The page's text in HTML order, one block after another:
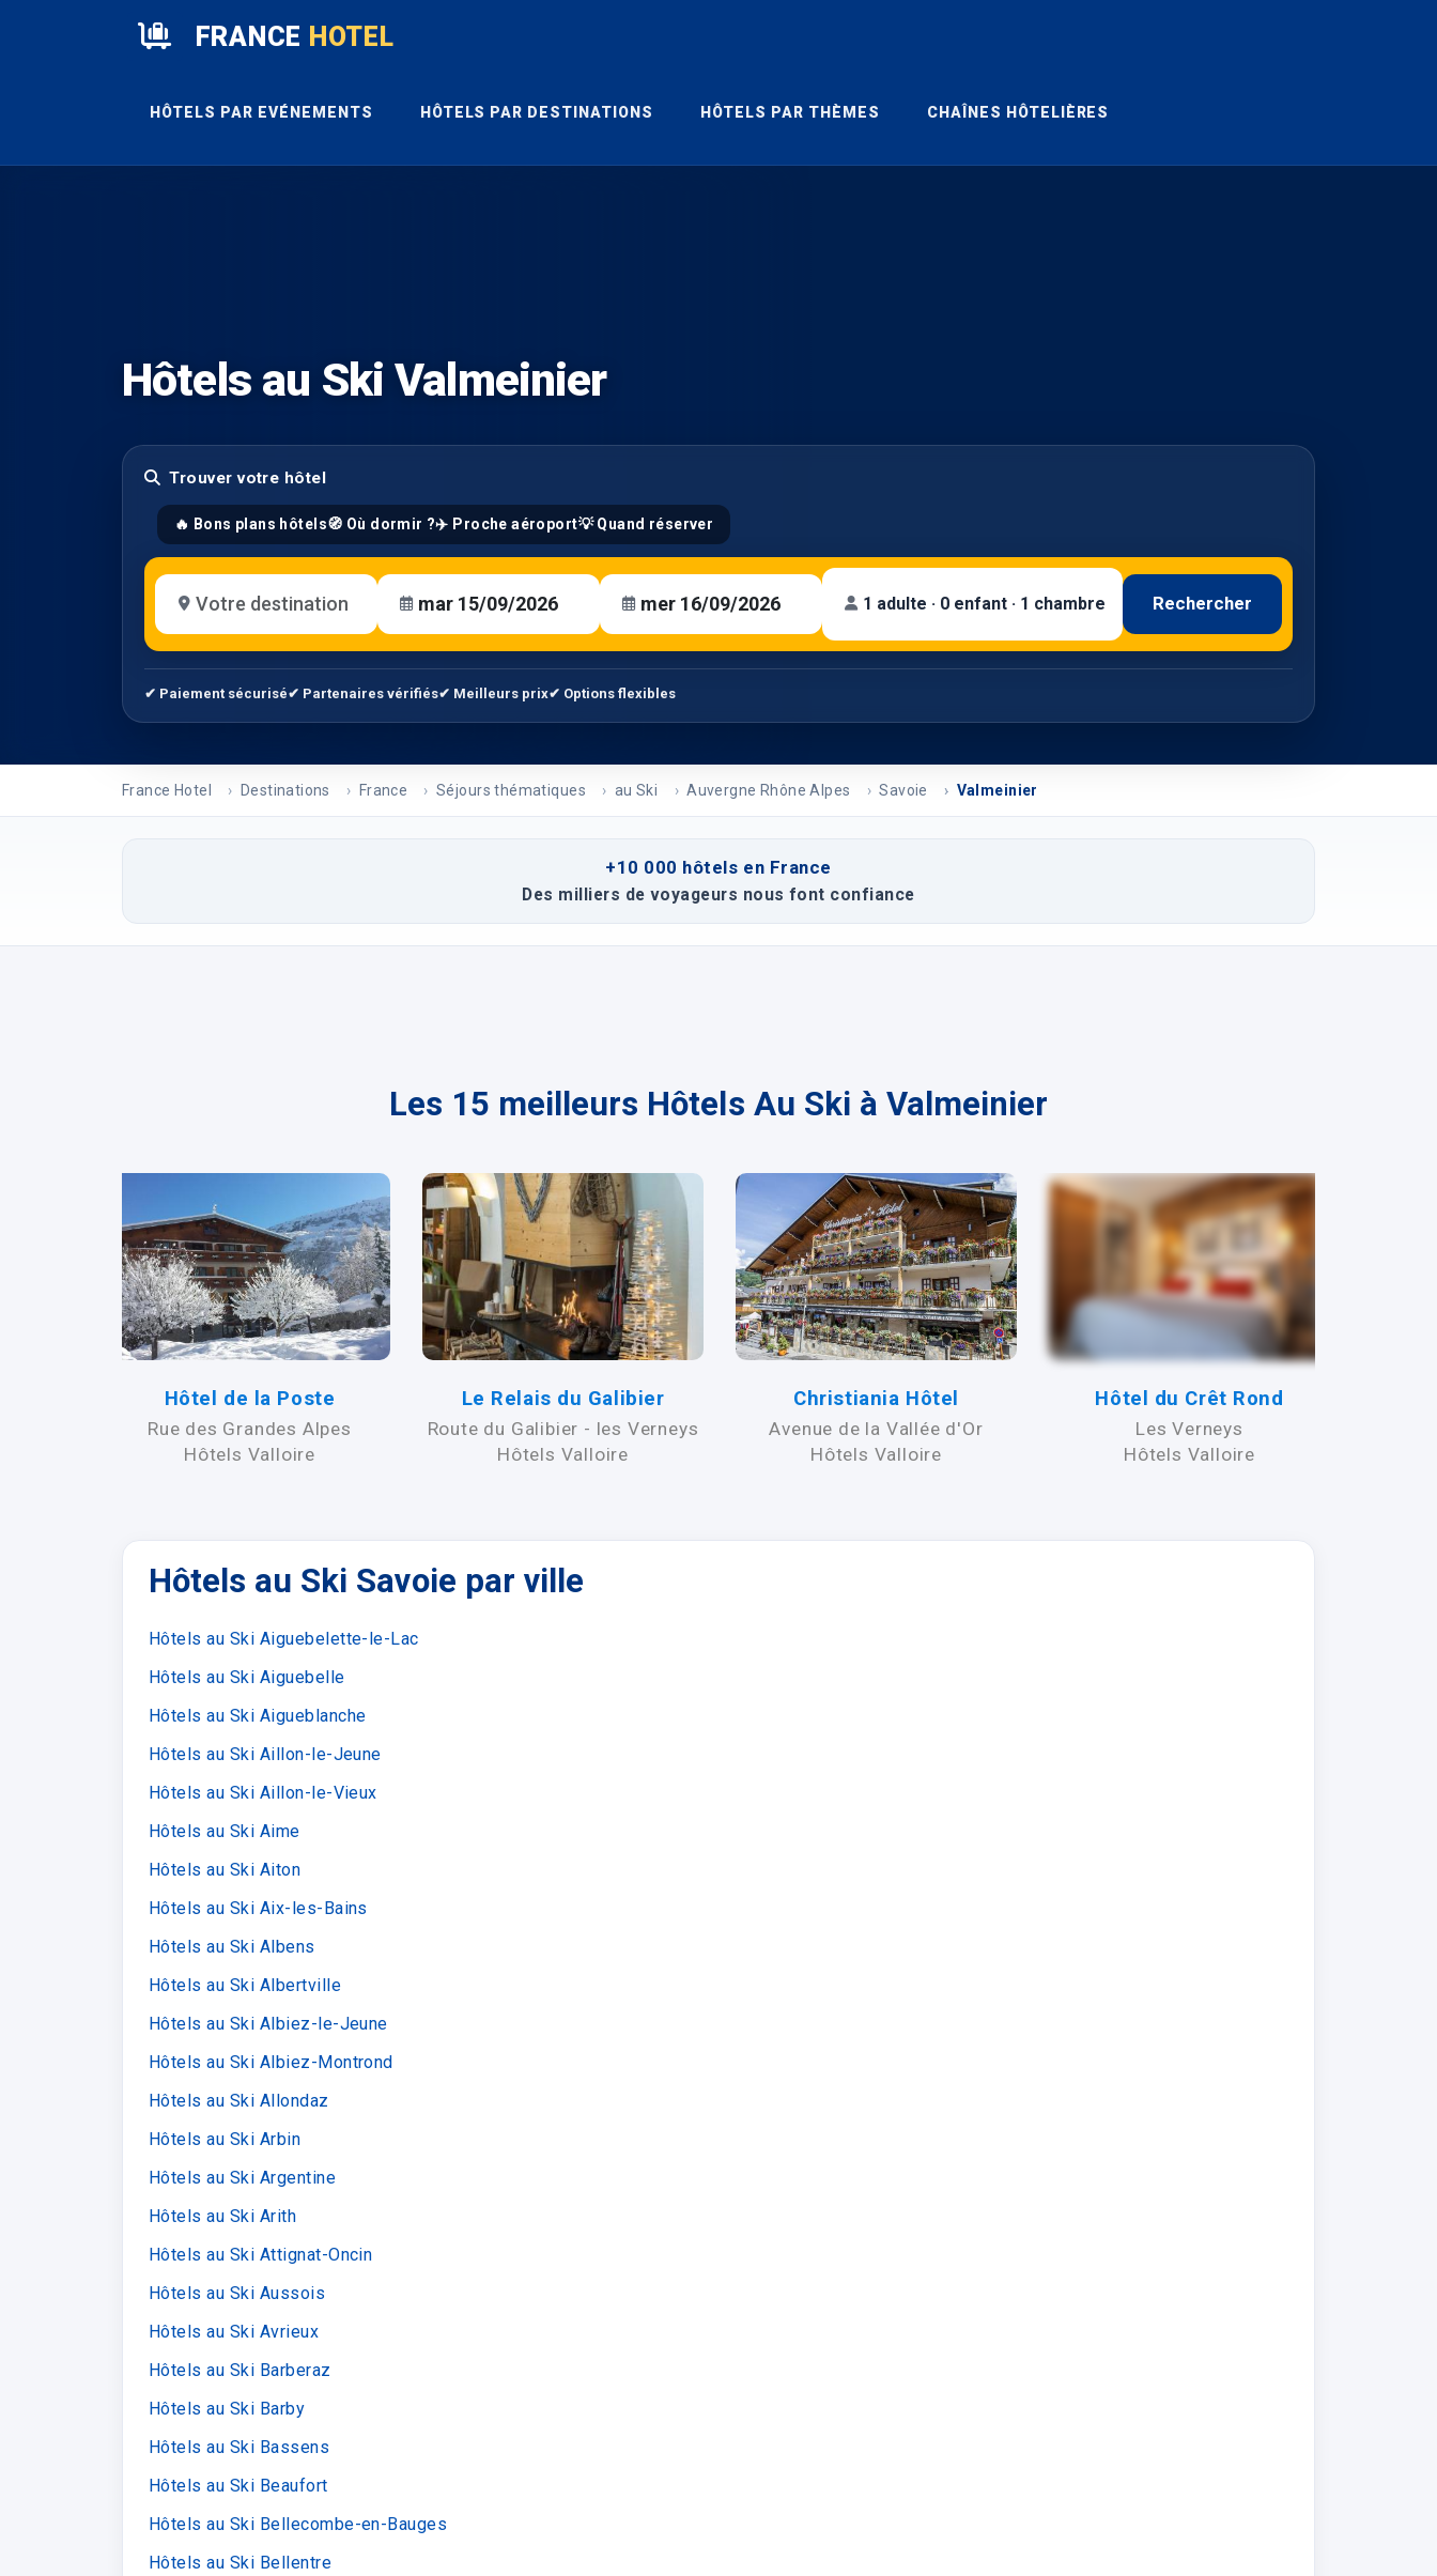
FRANCE HOTEL
HÔTELS PAR EVÉNEMENTS HÔTELS PAR DESTINATIONS HÔTELS PAR THÈMES CHAÎNES HÔTELIÈRES
Hôtels au Ski Valmeinier
Trouver votre hôtel
🔥 Bons plans hôtels🧭 Où dormir ?✈️ Proche aéroport💡 Quand réserver
1 adulte · 0 enfant · 1 chambre Rechercher
✔ Paiement sécurisé✔ Partenaires vérifiés✔ Meilleurs prix✔ Options flexibles
France Hotel Destinations France Séjours thématiques au Ski Auvergne Rhône Alpes Savoie Valmeinier
+10 000 hôtels en France
Des milliers de voyageurs nous font confiance
Les 15 meilleurs Hôtels Au Ski à Valmeinier
Hôtel de la Poste
Rue des Grandes Alpes
Hôtels Valloire
Le Relais du Galibier
Route du Galibier - les Verneys
Hôtels Valloire
Christiania Hôtel
Avenue de la Vallée d'Or
Hôtels Valloire
Hôtel du Crêt Rond
Les Verneys
Hôtels Valloire
Hôtels au Ski Savoie par ville
Hôtels au Ski Aiguebelette-le-Lac
Hôtels au Ski Aiguebelle
Hôtels au Ski Aigueblanche
Hôtels au Ski Aillon-le-Jeune
Hôtels au Ski Aillon-le-Vieux
Hôtels au Ski Aime
Hôtels au Ski Aiton
Hôtels au Ski Aix-les-Bains
Hôtels au Ski Albens
Hôtels au Ski Albertville
Hôtels au Ski Albiez-le-Jeune
Hôtels au Ski Albiez-Montrond
Hôtels au Ski Allondaz
Hôtels au Ski Arbin
Hôtels au Ski Argentine
Hôtels au Ski Arith
Hôtels au Ski Attignat-Oncin
Hôtels au Ski Aussois
Hôtels au Ski Avrieux
Hôtels au Ski Barberaz
Hôtels au Ski Barby
Hôtels au Ski Bassens
Hôtels au Ski Beaufort
Hôtels au Ski Bellecombe-en-Bauges
Hôtels au Ski Bellentre